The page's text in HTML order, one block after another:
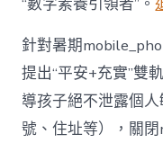
針對暑期
提出“平安+充實”雙
導孩子絕不泄露個
號、住址等），關